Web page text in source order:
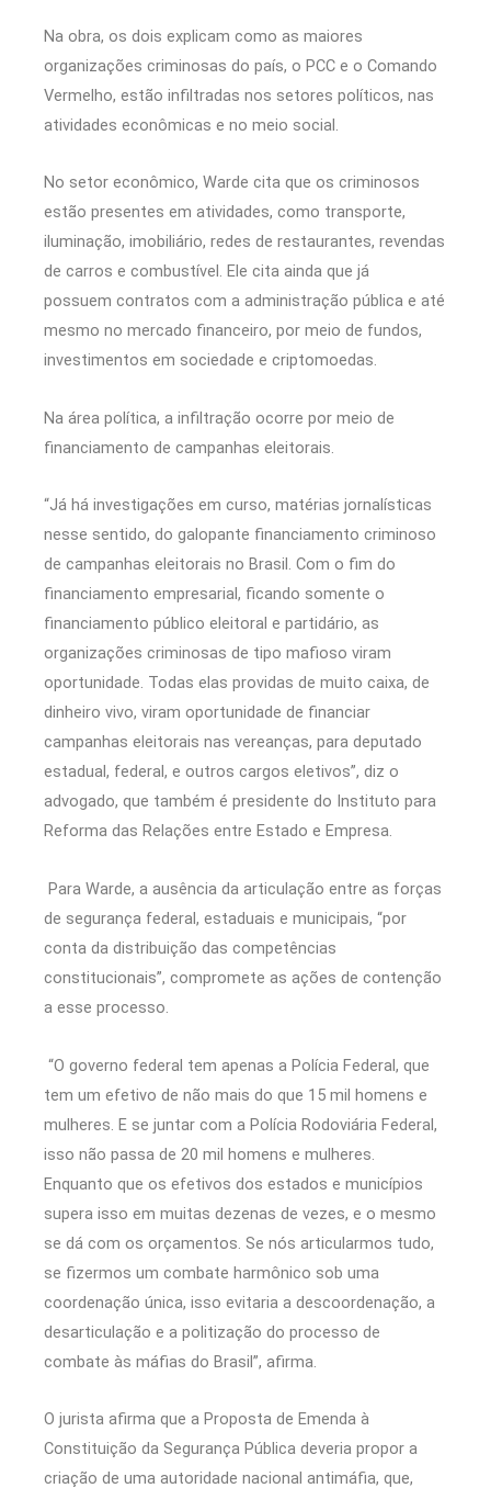
Na obra, os dois explicam como as maiores
organizações criminosas do país, o PCC e o Comando
Vermelho, estão infiltradas nos setores políticos, nas
atividades econômicas e no meio social.
No setor econômico, Warde cita que os criminosos
estão presentes em atividades, como transporte,
iluminação, imobiliário, redes de restaurantes, revendas
de carros e combustível. Ele cita ainda que já
possuem contratos com a administração pública e até
mesmo no mercado financeiro, por meio de fundos,
investimentos em sociedade e criptomoedas.
Na área política, a infiltração ocorre por meio de
financiamento de campanhas eleitorais.
“Já há investigações em curso, matérias jornalísticas
nesse sentido, do galopante financiamento criminoso
de campanhas eleitorais no Brasil. Com o fim do
financiamento empresarial, ficando somente o
financiamento público eleitoral e partidário, as
organizações criminosas de tipo mafioso viram
oportunidade. Todas elas providas de muito caixa, de
dinheiro vivo, viram oportunidade de financiar
campanhas eleitorais nas vereanças, para deputado
estadual, federal, e outros cargos eletivos”, diz o
advogado, que também é presidente do Instituto para
Reforma das Relações entre Estado e Empresa.
Para Warde, a ausência da articulação entre as forças
de segurança federal, estaduais e municipais, “por
conta da distribuição das competências
constitucionais”, compromete as ações de contenção
a esse processo.
“O governo federal tem apenas a Polícia Federal, que
tem um efetivo de não mais do que 15 mil homens e
mulheres. E se juntar com a Polícia Rodoviária Federal,
isso não passa de 20 mil homens e mulheres.
Enquanto que os efetivos dos estados e municípios
supera isso em muitas dezenas de vezes, e o mesmo
se dá com os orçamentos. Se nós articularmos tudo,
se fizermos um combate harmônico sob uma
coordenação única, isso evitaria a descoordenação, a
desarticulação e a politização do processo de
combate às máfias do Brasil”, afirma.
O jurista afirma que a Proposta de Emenda à
Constituição da Segurança Pública deveria propor a
criação de uma autoridade nacional antimáfia, que,